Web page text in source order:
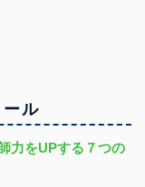
ール
力をUPする７つの